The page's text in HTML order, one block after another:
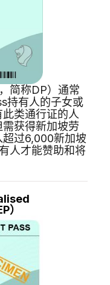
简称DP）通常
持有人的子女或
类通行证的人
获得新加坡劳
超过6,000新加坡
人才能赞助和将
）